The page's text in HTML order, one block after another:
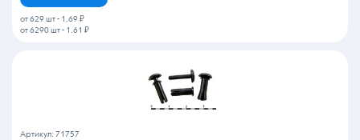
от 629 шт - 1.69 ₽
от 6290 шт - 1.61 ₽
Артикул: 71757